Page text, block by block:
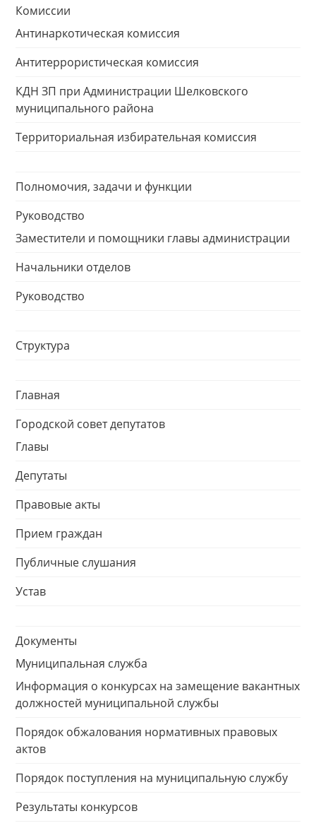
Комиссии
Антинаркотическая комиссия
Антитеррористическая комиссия
КДН ЗП при Администрации Шелковского
муниципального района
Территориальная избирательная комиссия
Полномочия, задачи и функции
Руководство
Заместители и помощники главы администрации
Начальники отделов
Руководство
Структура
Главная
Городской совет депутатов
Главы
Депутаты
Правовые акты
Прием граждан
Публичные слушания
Устав
Документы
Муниципальная служба
Информация о конкурсах на замещение вакантных
должностей муниципальной службы
Порядок обжалования нормативных правовых
актов
Порядок поступления на муниципальную службу
Результаты конкурсов